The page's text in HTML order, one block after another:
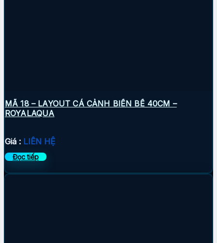
MÃ 18 – LAYOUT CÁ CẢNH BIỂN BỂ 40CM –
ROYALAQUA
Giá : LIÊN HỆ
Đọc tiếp